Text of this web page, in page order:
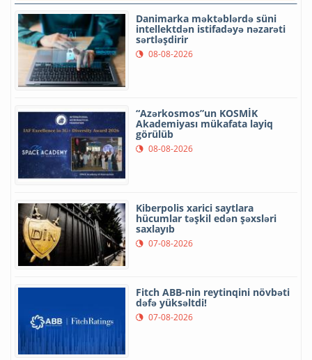
Danimarka məktəblərdə süni
intellektdən istifadəyə nəzarəti
sərtləşdirir
08-08-2026
“Azərkosmos”un KOSMİK
Akademiyası mükafata layiq
görülüb
08-08-2026
Kiberpolis xarici saytlara
hücumlar təşkil edən şəxsləri
saxlayıb
07-08-2026
Fitch ABB-nin reytinqini növbəti
dəfə yüksəltdi!
07-08-2026